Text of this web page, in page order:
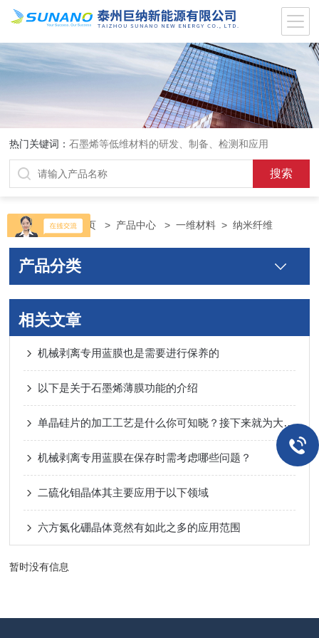
热门关键词：石墨烯等低维材料的研发、制备、检测和应用
当前位置：首页 > 产品中心 >一维材料 >纳米纤维
产品分类
相关文章
机械剥离专用蓝膜也是需要进行保养的
以下是关于石墨烯薄膜功能的介绍
单晶硅片的加工工艺是什么你可知晓？接下来就为大家讲解
机械剥离专用蓝膜在保存时需考虑哪些问题？
二硫化钼晶体其主要应用于以下领域
六方氮化硼晶体竟然有如此之多的应用范围
暂时没有信息